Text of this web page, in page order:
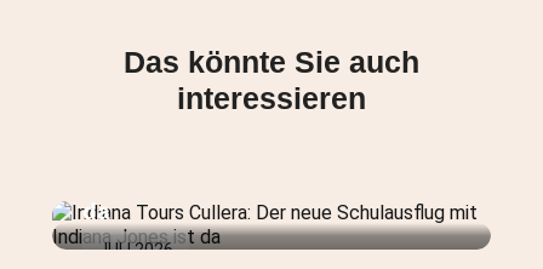
Das könnte Sie auch
interessieren
JULI 2026
da